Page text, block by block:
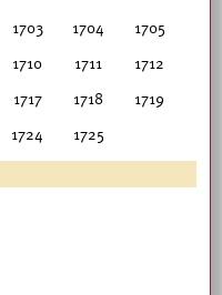
1703 1704
1705
1710 1711
1712
1717 1718
1719
1724 1725